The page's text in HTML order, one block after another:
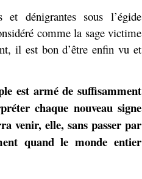
et dénigrantes sous l’égide
comme la sage victime
il est bon d’être enfin vu et
est armé de suffisamment
chaque nouveau signe
venir, elle, sans passer par
quand le monde entier